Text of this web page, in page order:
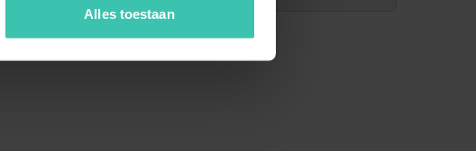
Alles toestaan
en specialist in de verhuur van kwalitatieve, unieke